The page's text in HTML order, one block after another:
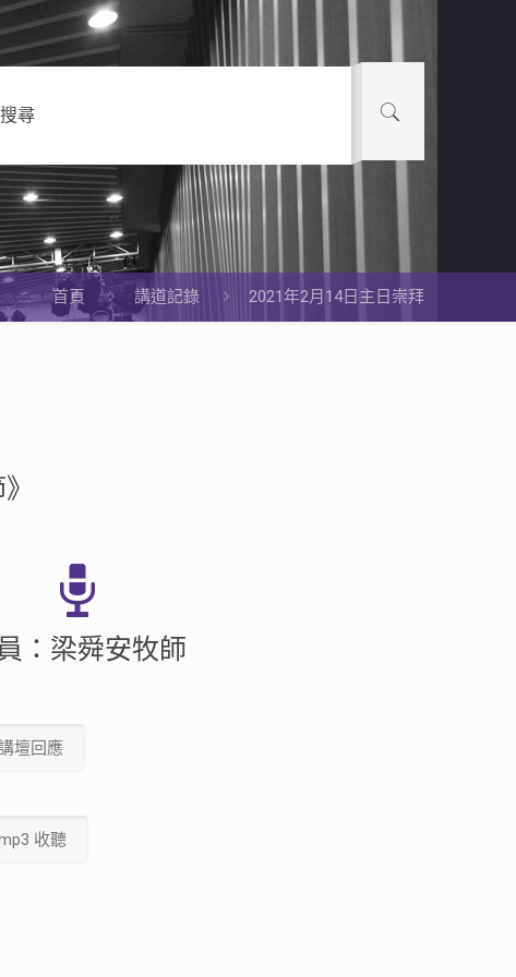
搜尋
首頁 講道記錄 2021年2月14日主日崇拜
：梁舜安牧師
壇回應
收聽